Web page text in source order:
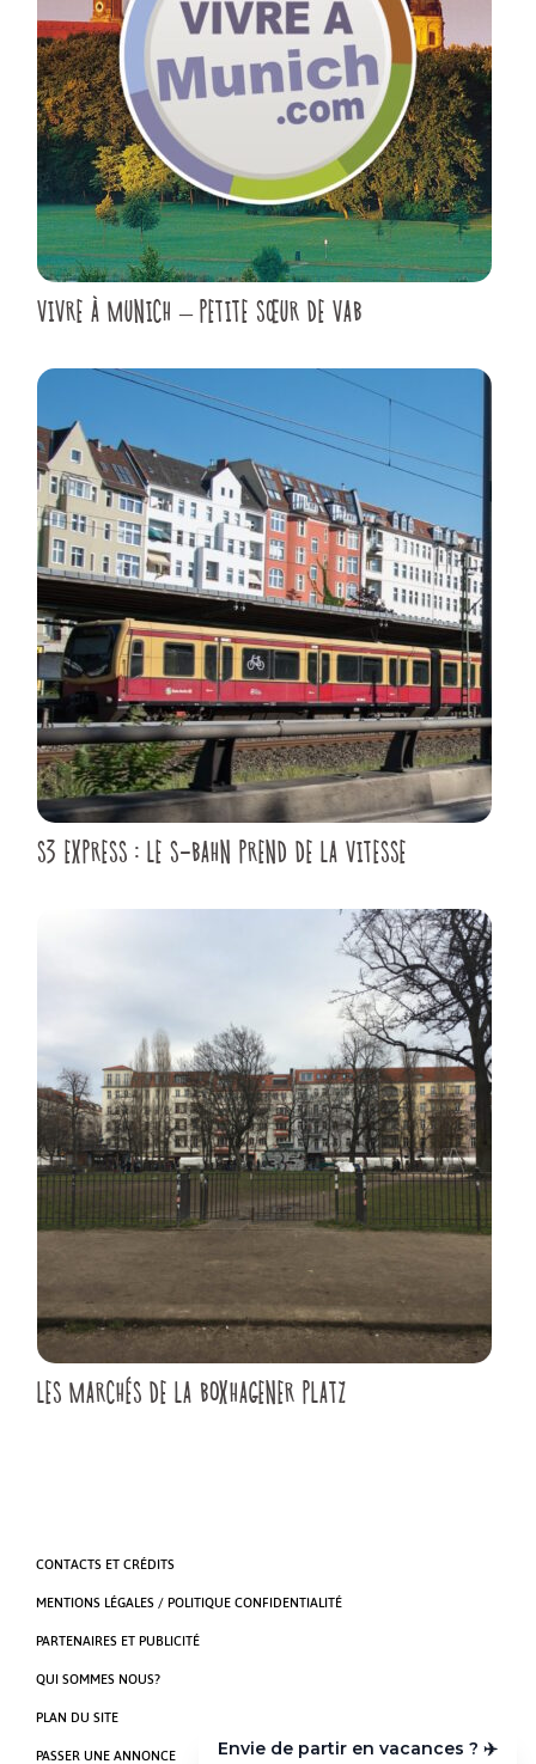
VIVRE À MUNICH – PETITE SŒUR DE VAB
S3 EXPRESS : LE S-BAHN PREND DE LA VITESSE
LES MARCHÉS DE LA BOXHAGENER PLATZ
CONTACTS ET CRÉDITS
MENTIONS LÉGALES / POLITIQUE CONFIDENTIALITÉ
PARTENAIRES ET PUBLICITÉ
QUI SOMMES NOUS?
PLAN DU SITE
PASSER UNE ANNONCE Envie de partir en vacances ? ✈️